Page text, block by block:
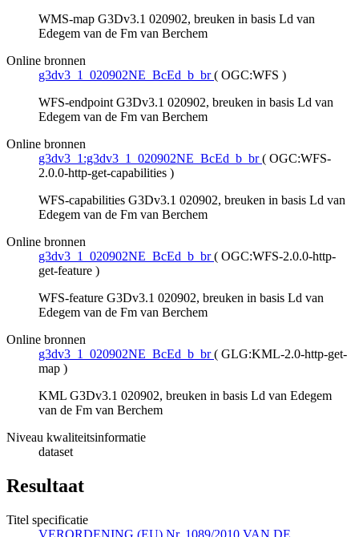
WMS-map G3Dv3.1 020902, breuken in basis Ld van
Edegem van de Fm van Berchem
Online bronnen
g3dv3_1_020902NE_BcEd_b_br ( OGC:WFS )
WFS-endpoint G3Dv3.1 020902, breuken in basis Ld van
Edegem van de Fm van Berchem
Online bronnen
g3dv3_1:g3dv3_1_020902NE_BcEd_b_br ( OGC:WFS-
2.0.0-http-get-capabilities )
WFS-capabilities G3Dv3.1 020902, breuken in basis Ld van
Edegem van de Fm van Berchem
Online bronnen
g3dv3_1_020902NE_BcEd_b_br ( OGC:WFS-2.0.0-http-
get-feature )
WFS-feature G3Dv3.1 020902, breuken in basis Ld van
Edegem van de Fm van Berchem
Online bronnen
g3dv3_1_020902NE_BcEd_b_br ( GLG:KML-2.0-http-get-
map )
KML G3Dv3.1 020902, breuken in basis Ld van Edegem
van de Fm van Berchem
Niveau kwaliteitsinformatie
dataset
Resultaat
Titel specificatie
VERORDENING (EU) Nr. 1089/2010 VAN DE